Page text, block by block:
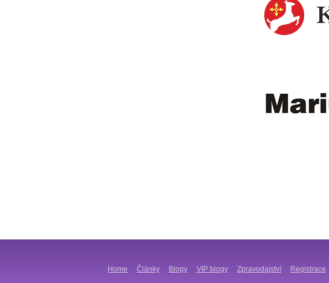
Home Články Blogy VIP blogy Zpravodajství Registrace